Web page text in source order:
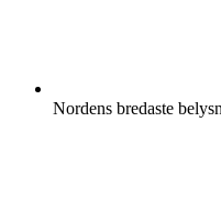
Nordens bredaste